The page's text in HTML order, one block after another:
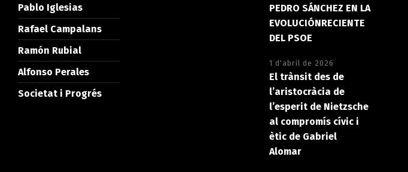
Pablo Iglesias
Rafael Campalans
Ramón Rubial
Alfonso Perales
Societat i Progrés
PEDRO SÁNCHEZ EN LA
EVOLUCIÓNRECIENTE
DEL PSOE
1 d'abril de 2026
El trànsit des de
l’aristocràcia de
l’esperit de Nietzsche
al compromís cívic i
ètic de Gabriel
Alomar